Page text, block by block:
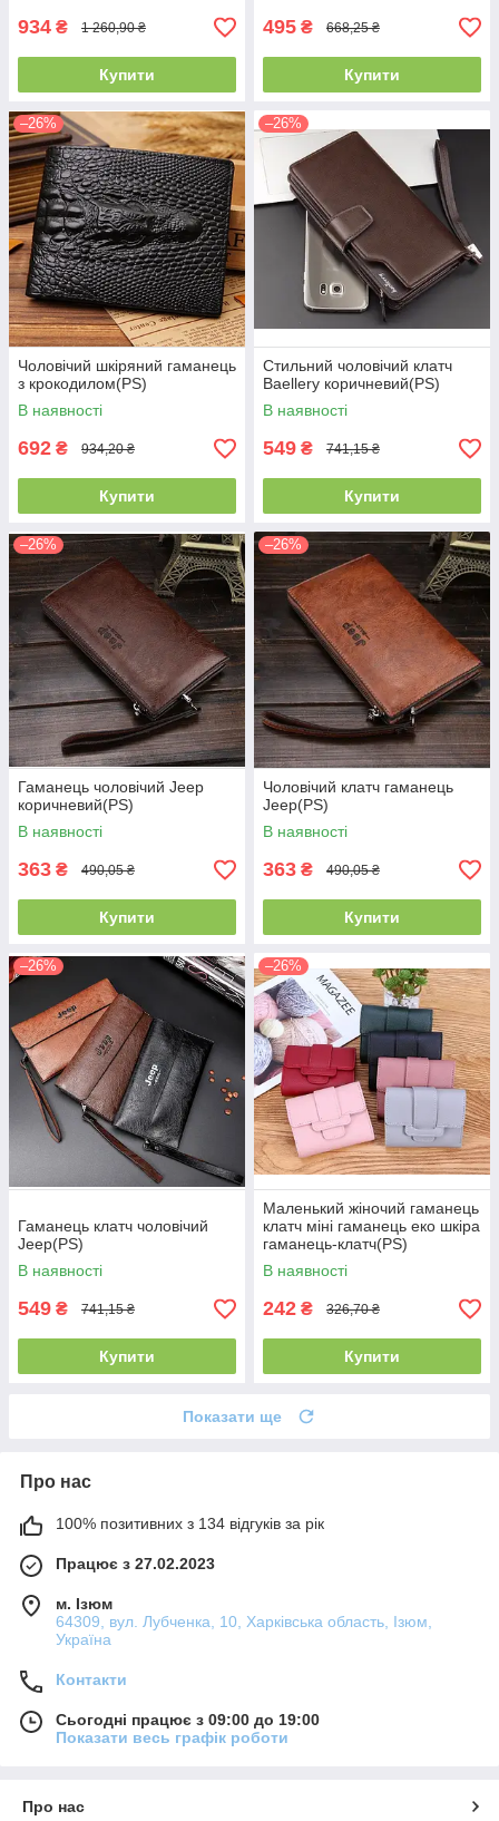
934 ₴ 1 260,90 ₴
Купити
495 ₴ 668,25 ₴
Купити
–26%
Чоловічий шкіряний гаманець
з крокодилом(PS)
В наявності
692 ₴ 934,20 ₴
Купити
–26%
Стильний чоловічий клатч
Baellery коричневий(PS)
В наявності
549 ₴ 741,15 ₴
Купити
–26%
Гаманець чоловічий Jeep
коричневий(PS)
В наявності
363 ₴ 490,05 ₴
Купити
–26%
Чоловічий клатч гаманець
Jeep(PS)
В наявності
363 ₴ 490,05 ₴
Купити
–26%
Гаманець клатч чоловічий
Jeep(PS)
В наявності
549 ₴ 741,15 ₴
Купити
–26%
Маленький жіночий гаманець
клатч міні гаманець еко шкіра
гаманець-клатч(PS)
В наявності
242 ₴ 326,70 ₴
Купити
Показати ще
Про нас
100% позитивних з 134 відгуків за рік
Працює з 27.02.2023
м. Ізюм
64309, вул. Лубченка, 10, Харківська область, Ізюм,
Україна
Контакти
Сьогодні працює з 09:00 до 19:00
Показати весь графік роботи
Про нас